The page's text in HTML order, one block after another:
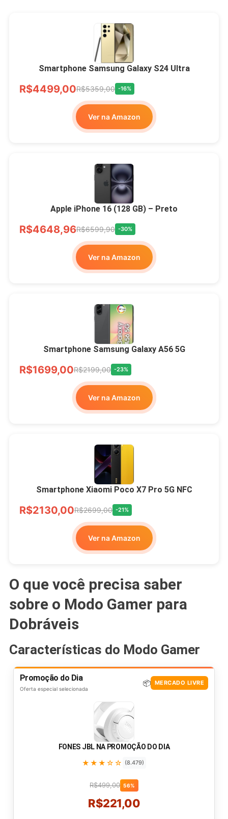
Smartphone Samsung Galaxy S24 Ultra
R$4499,00R$5359,00 -16%
Ver na Amazon
Apple iPhone 16 (128 GB) – Preto
R$4648,96R$6599,90 -30%
Ver na Amazon
Smartphone Samsung Galaxy A56 5G
R$1699,00R$2199,00 -23%
Ver na Amazon
Smartphone Xiaomi Poco X7 Pro 5G NFC
R$2130,00R$2699,00 -21%
Ver na Amazon
O que você precisa saber
sobre o Modo Gamer para
Dobráveis
Características do Modo Gamer
Promoção do Dia
Oferta especial selecionada
📦 MERCADO LIVRE
FONES JBL NA PROMOÇÃO DO DIA
★★★☆☆ (8.479)
R$499,00 56%
R$221,00